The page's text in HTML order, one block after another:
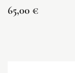
65,00 €